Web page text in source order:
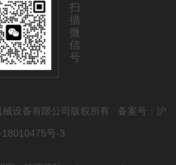
扫
描
微
信
号
设备有限公司版权所有 备案号：沪
18010475号-3